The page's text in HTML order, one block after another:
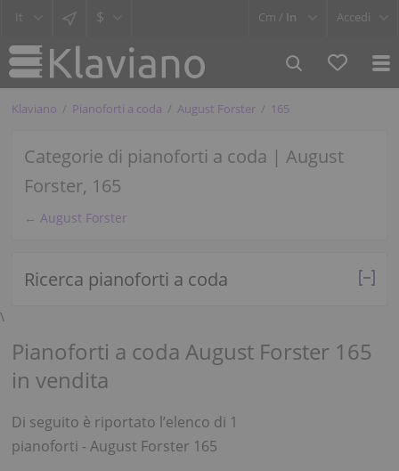
$ Cm / In Accedi
Klaviano Pianoforti a coda August Forster 165
Categorie di pianoforti a coda | August
Forster, 165
← August Forster
Ricerca pianoforti a coda
\
Pianoforti a coda August Forster 165
in vendita
Di seguito è riportato l’elenco di 1
pianoforti - August Forster 165